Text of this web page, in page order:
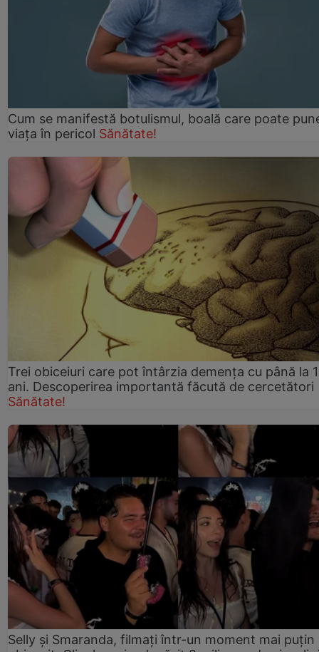
Cum se manifestă botulismul, boală care poate
viaţa în pericol Sănătate!
Trei obiceiuri care pot întârzia demența cu până la
ani. Descoperirea importantă făcută de cercetători
Sănătate!
Selly și Smaranda, filmați într-un moment mai puțin